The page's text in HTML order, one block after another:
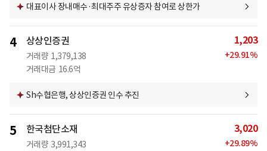
대표이사 장내매수·최대주주 유상증자 참여로 상한가
4 상상인증권
거래량 1,379,138
거래대금 16.6억
1,203
+29.91%
Sh수협은행, 상상인증권 인수 추진
5 한국첨단소재
거래량 3,991,343
3,020
+29.89%